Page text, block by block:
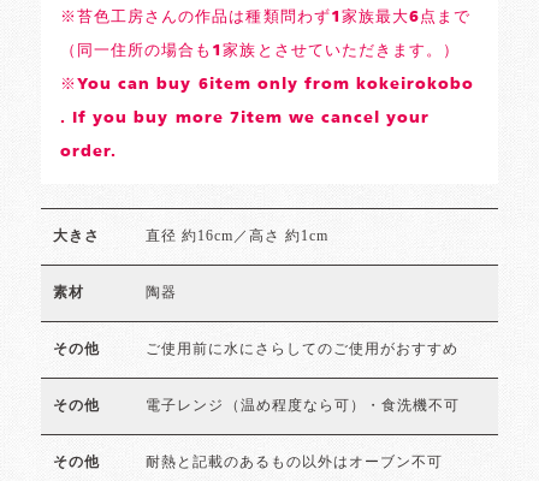
※苔色工房さんの作品は種類問わず1家族最大6点まで
（同一住所の場合も1家族とさせていただきます。）
※You can buy 6item only from kokeirokobo
. If you buy more 7item we cancel your
order.
大きさ 直径 約16cm／高さ 約1cm
素材 陶器
その他 ご使用前に水にさらしてのご使用がおすすめ
その他 電子レンジ（温め程度なら可）・食洗機不可
その他 耐熱と記載のあるもの以外はオーブン不可